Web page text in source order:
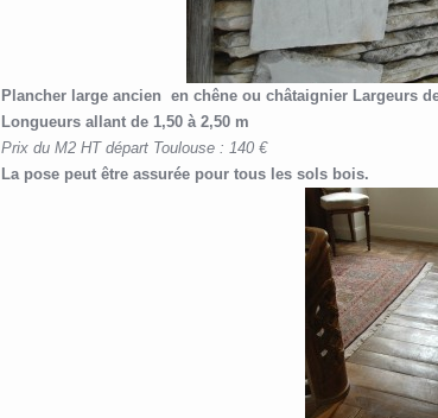
Plancher large ancien en chêne ou châtaignier Largeurs
Longueurs allant de 1,50 à 2,50 m
Prix du M2 HT départ Toulouse : 140 €
La pose peut être assurée pour tous les sols bois.